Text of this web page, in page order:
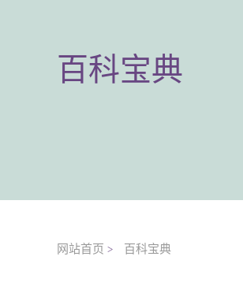
百科宝典
网站首页 > 百科宝典